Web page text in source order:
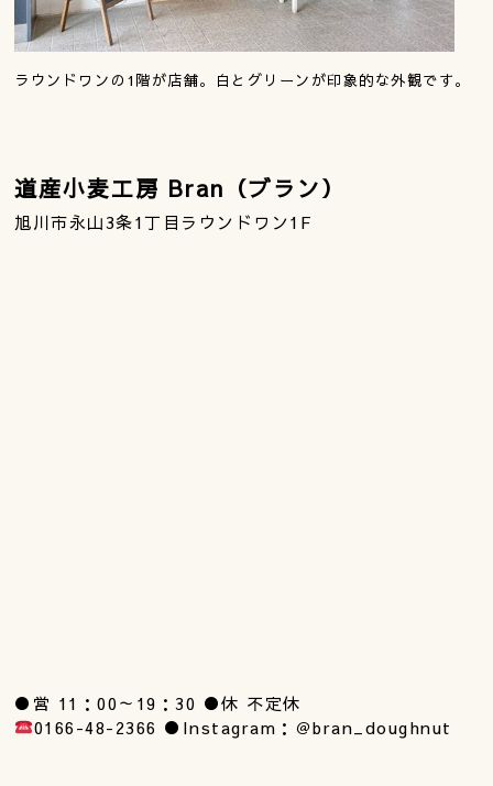
ラウンドワンの1階が店舗。白とグリーンが印象的な外観です。
道産小麦工房 Bran（ブラン）
旭川市永山3条1丁目ラウンドワン1F
●営 11：00～19：30 ●休 不定休
0166-48-2366 ●Instagram：＠bran_doughnut